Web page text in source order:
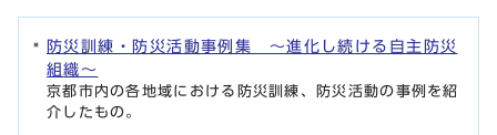
防災訓練・防災活動事例集 ～進化し続ける自主防災
組織～
京都市内の各地域における防災訓練、防災活動の事例を紹
介したもの。